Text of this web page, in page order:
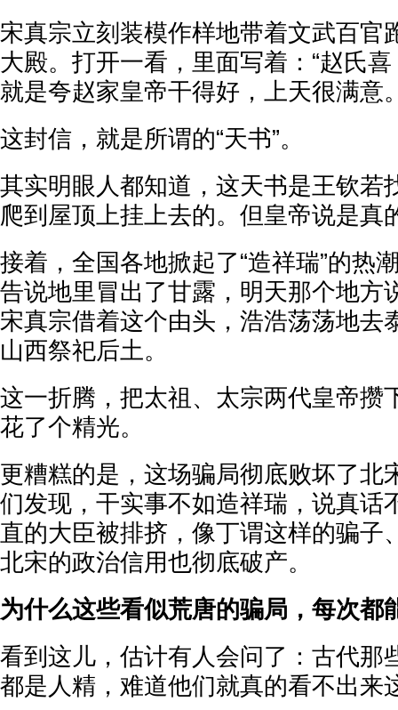
宋真宗立刻装模作样地带着文武百官
大殿。打开一看，里面写着：“赵氏
就是夸赵家皇帝干得好，上天很满意
这封信，就是所谓的“天书”。
其实明眼人都知道，这天书是王钦若
爬到屋顶上挂上去的。但皇帝说是真
接着，全国各地掀起了“造祥瑞”的热
告说地里冒出了甘露，明天那个地方
宋真宗借着这个由头，浩浩荡荡地去
山西祭祀后土。
这一折腾，把太祖、太宗两代皇帝攒
花了个精光。
更糟糕的是，这场骗局彻底败坏了北
们发现，干实事不如造祥瑞，说真话
直的大臣被排挤，像丁谓这样的骗子
北宋的政治信用也彻底破产。
为什么这些看似荒唐的骗局，每次都
看到这儿，估计有人会问了：古代那
都是人精，难道他们就真的看不出来